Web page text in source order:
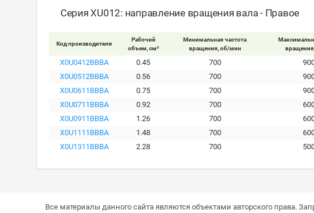
Серия XU012: направление вращения вала - Правое
Код производителя
Рабочий
объем, см³
Минимальная частота
вращения, об/мин
X0U0412BBBA 0.45 700
X0U0512BBBA
0.56 700
X0U0611BBBA
0.75 700
X0U0711BBBA
0.92 700
X0U0911BBBA
1.26 700
X0U1111BBBA
1.48 700
X0U1311BBBA
2.28 700
Все материалы данного сайта являются объектами авторского права.